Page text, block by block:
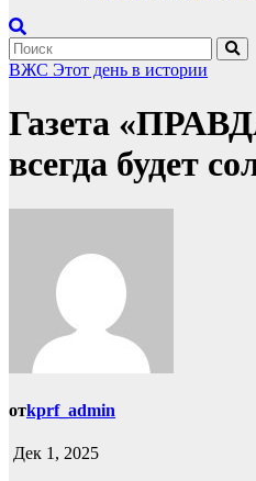
ВЖС Этот день в истории
Газета
всегда будет
отkprf_admin
Дек 1, 2025